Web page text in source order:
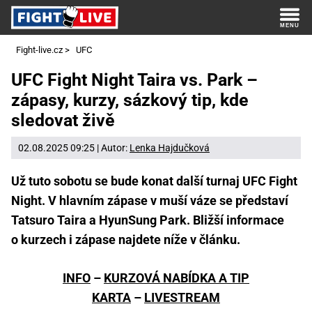
Fight-live.cz > UFC
UFC Fight Night Taira vs. Park –
zápasy, kurzy, sázkový tip, kde
sledovat živě
02.08.2025 09:25 | Autor: Lenka Hajdučková
Už tuto sobotu se bude konat další turnaj UFC Fight
Night. V hlavním zápase v muší váze se představí
Tatsuro Taira a HyunSung Park. Bližší informace
o kurzech i zápase najdete níže v článku.
INFO – KURZOVÁ NABÍDKA A TIP
KARTA – LIVESTREAM